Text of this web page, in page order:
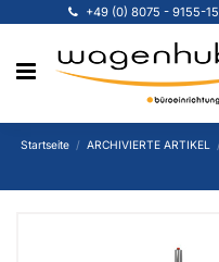
+49 (0) 8075 - 9155-15
Startseite ARCHIVIERTE ARTIKEL